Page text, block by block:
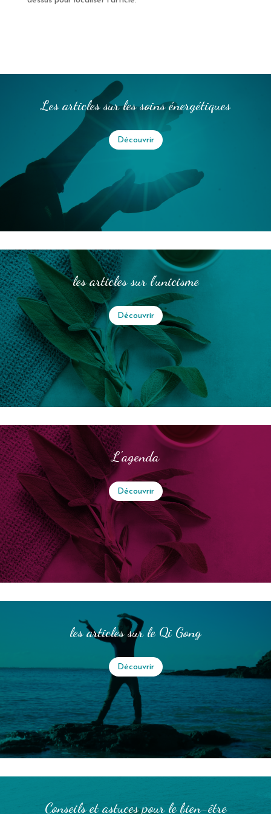
Les articles sur les soins énergétiques
Découvrir
les articles sur l'unicisme
Découvrir
L'agenda
Découvrir
les articles sur le Qi Gong
Découvrir
Conseils et astuces pour le bien-être